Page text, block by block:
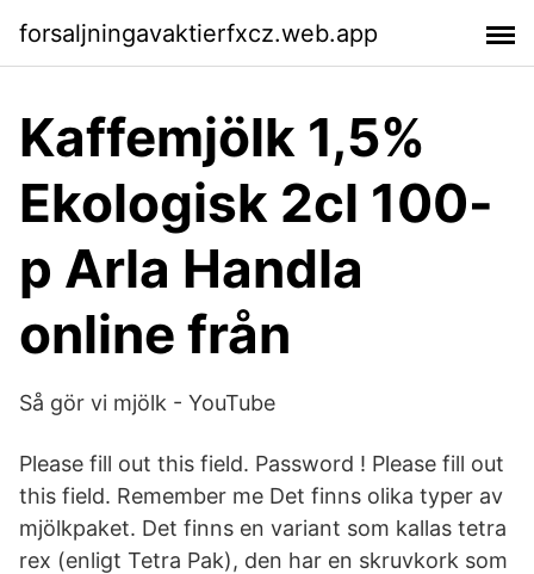
forsaljningavaktierfxcz.web.app
Kaffemjölk 1,5%
Ekologisk 2cl 100-
p Arla Handla
online från
Så gör vi mjölk - YouTube
Please fill out this field. Password ! Please fill out
this field. Remember me Det finns olika typer av
mjölkpaket. Det finns en variant som kallas tetra
rex (enligt Tetra Pak), den har en skruvkork som